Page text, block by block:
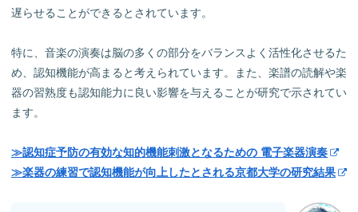
遅らせることができるとされています。
特に、音楽の演奏は脳の多くの部分をバランスよく活性化させるた
め、認知機能が高まると考えられています。また、楽譜の読解や楽
器の習熟度も認知能力に良い影響を与えることが研究で示されてい
ます。
≫認知症予防の有効な知的機能刺激となるための 電子楽器演奏
≫楽器の練習で認知機能が向上したとされる京都大学の研究結果